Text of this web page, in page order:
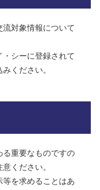
対象情報について
・シーに登録されて
ください。
る重要なものですの
ください。
を求めることはあ